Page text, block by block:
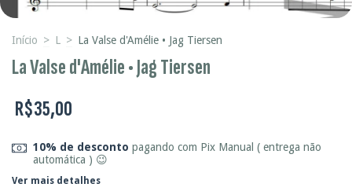
Início > L > La Valse d'Amélie • Jag Tiersen
La Valse d'Amélie • Jag Tiersen
R$35,00
10% de desconto pagando com Pix Manual ( entrega não
automática ) 😉
Ver mais detalhes